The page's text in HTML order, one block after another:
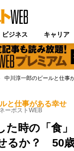
ビジネス キャリア
中川淳一郎のビールと仕事
と仕事がある幸せ
ーポストWEB
た時の「食
るか？ 50